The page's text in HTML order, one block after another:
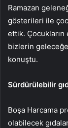
Ramazan
gösterileri ile
ettik.
bizlerin geleceğe
konuştu.
Sürdürülebilir
Boşa Harcama
olabilecek